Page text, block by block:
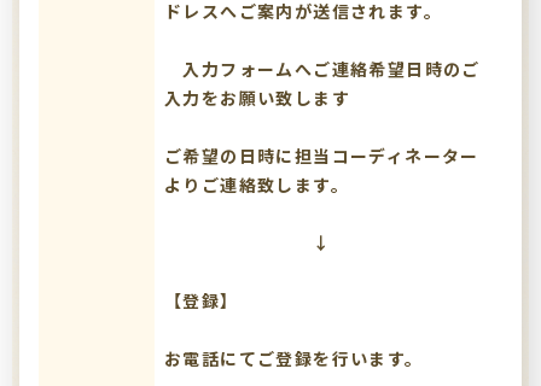
ドレスへご案内が送信されます。
入力フォームへご連絡希望日時のご
入力をお願い致します
ご希望の日時に担当コーディネーター
よりご連絡致します。
↓
【登録】
お電話にてご登録を行います。